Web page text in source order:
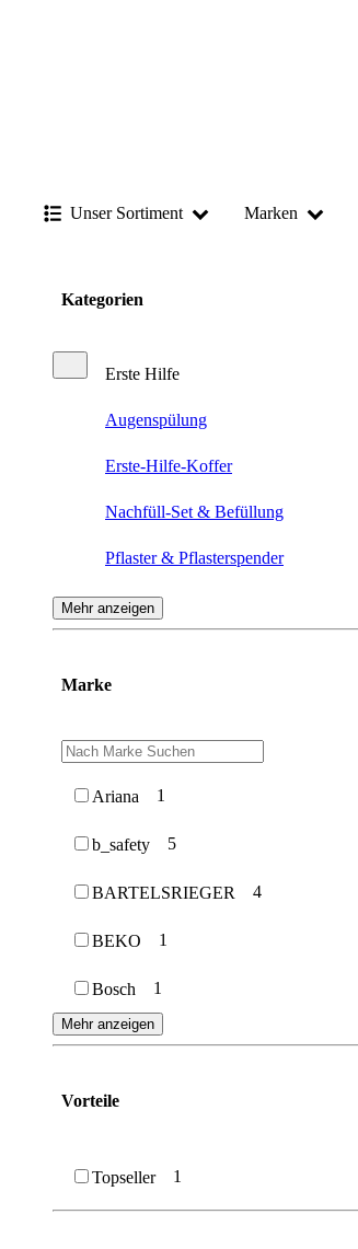
Unser Sortiment Marken
Kategorien
Erste Hilfe
Augenspülung
Erste-Hilfe-Koffer
Nachfüll-Set & Befüllung
Pflaster & Pflasterspender
Verbandtasche, Verbandkasten &
Verbandkastenhalterung
Verbandschrank
Mehr anzeigen
Marke
Ariana 1
b_safety 5
BARTELSRIEGER 4
BEKO 1
Bosch 1
Mehr anzeigen
Vorteile
Topseller 1